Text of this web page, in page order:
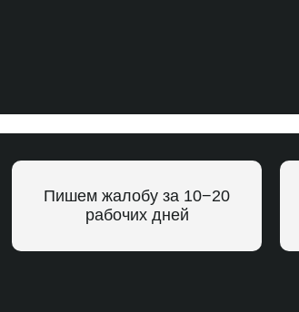
Пишем жалобу за 10−20
рабочих дней